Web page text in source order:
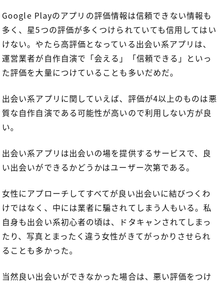
Google Playのアプリの評価情報は信頼できない情報も
多く、星5つの評価が多くつけられていても信用してはい
けない。やたら高評価となっている出会い系アプリは、
運営業者が自作自演で「会える」「信頼できる」といっ
た評価を大量につけていることも多いだめだ。
出会い系アプリに関していえば、評価が4以上のものは悪
質な自作自演である可能性が高いので利用しない方が良
い。
出会い系アプリは出会いの場を提供するサービスで、良
い出会いができるかどうかはユーザー次第である。
女性にアプローチしてすべてが良い出会いに結びつくわ
けではなく、中には業者に騙されてしまう人もいる。私
自身も出会い系初心者の頃は、ドタキャンされてしまっ
たり、写真とまったく違う女性がきてがっかりさせられ
ることも多かった。
当然良い出会いができなかった場合は、悪い評価をつけ